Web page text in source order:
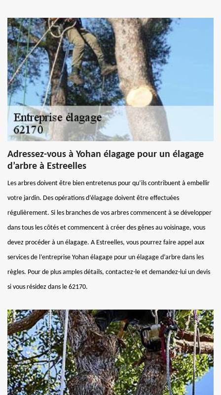
Adressez-vous à Yohan élagage pour un élagage
d’arbre à Estreelles
Les arbres doivent être bien entretenus pour qu’ils contribuent à embellir
votre jardin. Des opérations d’élagage doivent être effectuées
régulièrement. Si les branches de vos arbres commencent à se développer
dans tous les côtés et commencent à créer des gênes au voisinage, vous
devez procéder à un élagage. A Estreelles, vous pourrez faire appel aux
services de l’entreprise Yohan élagage pour un élagage d’arbre dans les
règles. Pour de plus amples détails, contactez-le et demandez-lui un devis
si vous résidez dans le 62170.